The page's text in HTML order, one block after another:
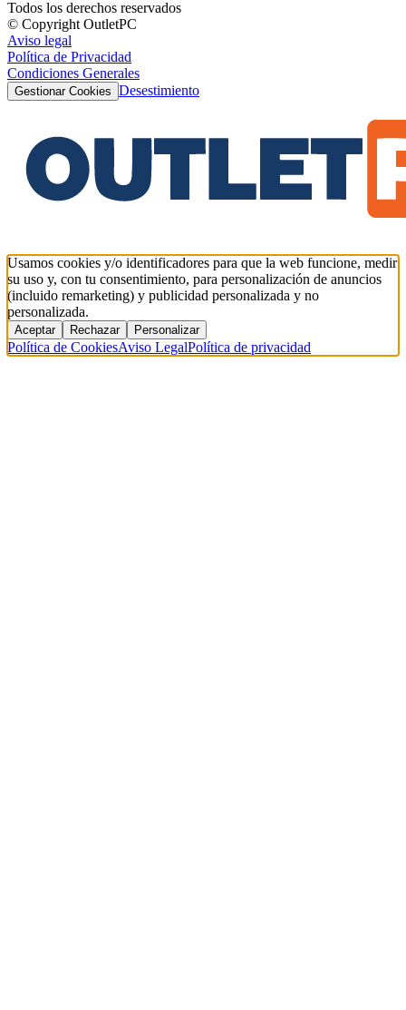
Todos los derechos reservados
© Copyright OutletPC
Aviso legal
Política de Privacidad
Condiciones Generales
Gestionar Cookies Desestimiento
Usamos cookies y/o identificadores para que la web funcione, medir
su uso y, con tu consentimiento, para personalización de anuncios
(incluido remarketing) y publicidad personalizada y no
personalizada.
Aceptar Rechazar Personalizar
Política de CookiesAviso LegalPolítica de privacidad